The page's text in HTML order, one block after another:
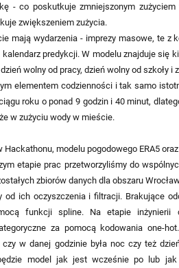
- co poskutkuje zmniejszonym
zwiększeniem zużycia.
mają wydarzenia - imprezy masowe, te z
predykcji. W modelu znajduje się
wolny od pracy, dzień wolny od szkoły
elementem codzienności i tak samo
roku o ponad 9 godzin i 40 minut,
w zużyciu wody w mieście.
Hackathonu, modelu pogodowego ERA5
etapie prac przetworzyliśmy do
zbiorów danych dla obszaru
od ich oczyszczenia i filtracji. Brakujące
funkcji spline. Na etapie
za pomocą kodowania one-
w danej godzinie była noc czy też
model jak jest wcześnie po lub jak